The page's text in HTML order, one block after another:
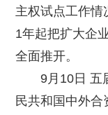
主权试点工作情
1年起把扩大企
全面推开。
9月10日 五
民共和国中外